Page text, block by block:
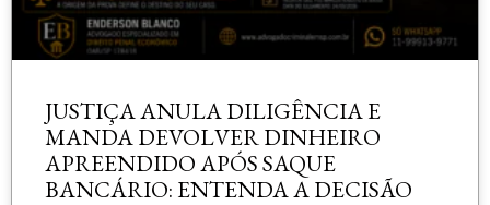
JUSTIÇA ANULA DILIGÊNCIA E
MANDA DEVOLVER DINHEIRO
APREENDIDO APÓS SAQUE
BANCÁRIO: ENTENDA A DECISÃO